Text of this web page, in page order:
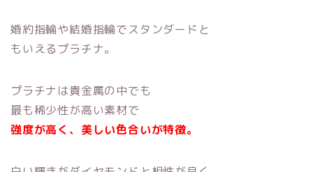
婚約指輪や結婚指輪でスタンダードと
もいえるプラチナ。
プラチナは貴金属の中でも
最も稀少性が高い素材で
強度が高く、美しい色合いが特徴。